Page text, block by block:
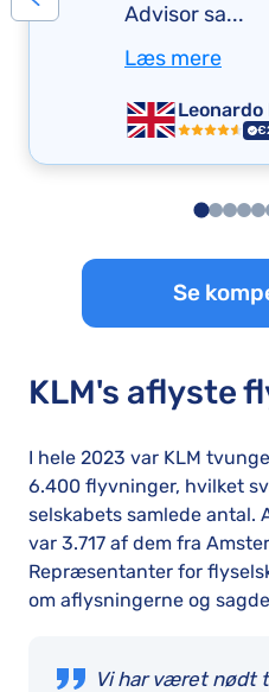
Advisor sa...
Læs mere
Se
KLM's aflyste
I hele 2023 var KLM
6.400 flyvninger, hvilket
selskabets samlede
var 3.717 af dem fra
Repræsentanter for
om aflysningerne og
Vi har været nødt